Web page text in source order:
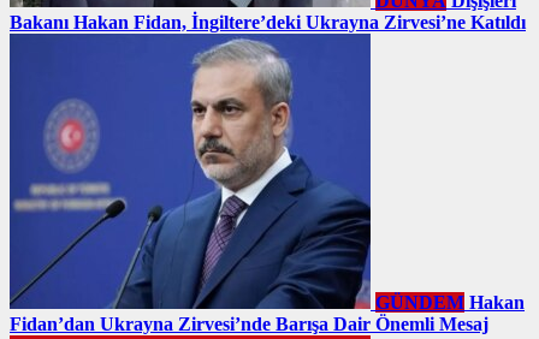
Bakanı Hakan Fidan, İngiltere’deki Ukrayna Zirvesi’ne Katıldı
GÜNDEM Hakan
Fidan’dan Ukrayna Zirvesi’nde Barışa Dair Önemli Mesaj